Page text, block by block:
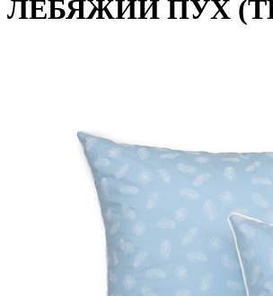
ЛЕБЯЖИЙ ПУХ